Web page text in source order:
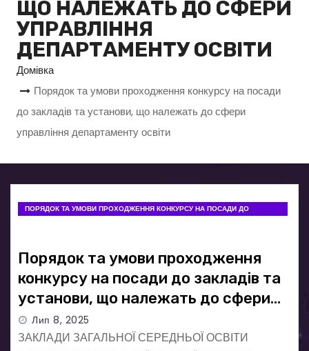
ЩО НАЛЕЖАТЬ ДО СФЕРИ
УПРАВЛІННЯ
ДЕПАРТАМЕНТУ ОСВІТИ
Домівка
Порядок та умови проходження конкурсу на посади
до закладів та установи, що належать до сфери
управління департаменту освіти
ПОРЯДОК ТА УМОВИ ПРОХОДЖЕННЯ КОНКУРСУ НА ПОСАДИ ДО
Порядок та умови проходження
конкурсу на посади до закладів та
установи, що належать до сфери
управління департаменту освіти
Лип 8, 2025
ЗАКЛАДИ ЗАГАЛЬНОЇ СЕРЕДНЬОЇ ОСВІТИ